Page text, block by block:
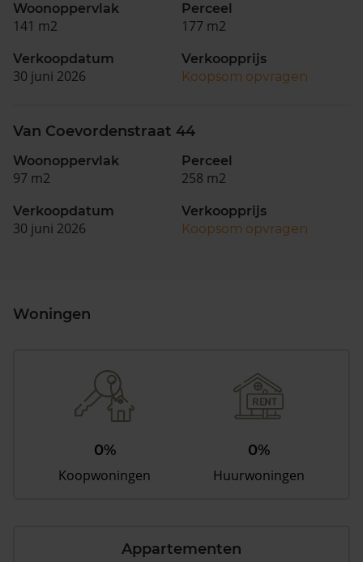
Woonoppervlak
141 m2
Perceel
177 m2
Verkoopdatum
30 juni 2026
Verkoopprijs
Koopsom opvragen
Van Coevordenstraat 44
Woonoppervlak
97 m2
Perceel
258 m2
Verkoopdatum
30 juni 2026
Verkoopprijs
Koopsom opvragen
Woningen
0%
Koopwoningen
0%
Huurwoningen
Appartementen